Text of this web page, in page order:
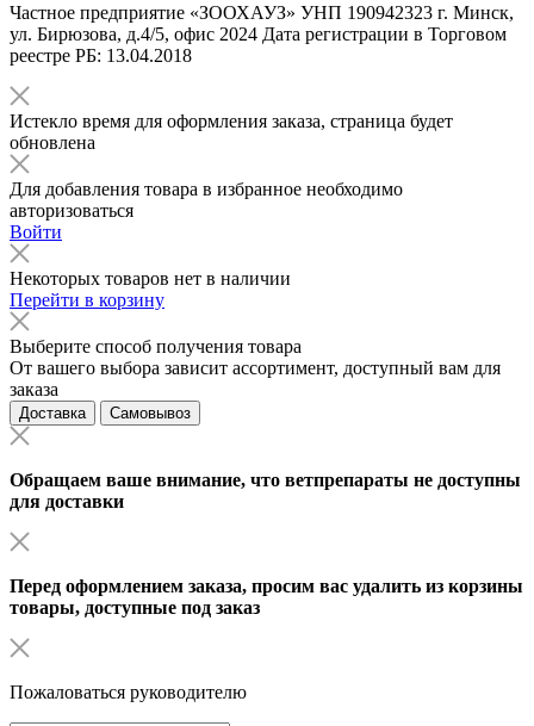
Частное предприятие «ЗООХАУЗ» УНП 190942323 г. Минск,
ул. Бирюзова, д.4/5, офис 2024 Дата регистрации в Торговом
реестре РБ: 13.04.2018
Истекло время для оформления заказа, страница будет
обновлена
Для добавления товара в избранное необходимо
авторизоваться
Войти
Некоторых товаров нет в наличии
Перейти в корзину
Выберите способ получения товара
От вашего выбора зависит ассортимент, доступный вам для
заказа
Доставка Самовывоз
Обращаем ваше внимание, что ветпрепараты не доступны
для доставки
Перед оформлением заказа, просим вас удалить из корзины
товары, доступные под заказ
Пожаловаться руководителю